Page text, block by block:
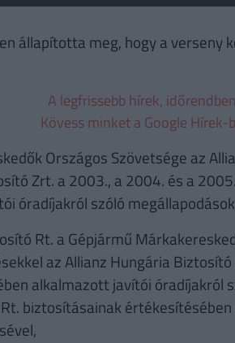
állapította meg, hogy a
A legfrissebb hírek,
Kövess minket a Google Hírek-
Országos Szövetsége az
Zrt. a 2003., a 2004. és a
óradíjakról szóló
Rt. a Gépjármű
az Allianz Hungária
alkalmazott javítói óradíjakról
biztosításainak